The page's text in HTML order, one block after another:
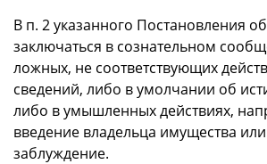
В п. 2 указанного Постановления
заключаться в сознательном
ложных, не соответствующих
сведений, либо в умолчании об
либо в умышленных действиях,
введение владельца имущества
заблуждение.